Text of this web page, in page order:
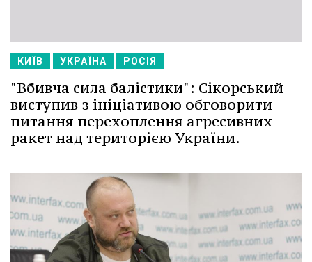
КИЇВ УКРАЇНА РОСІЯ
"Вбивча сила балістики": Сікорський
виступив з ініціативою обговорити
питання перехоплення агресивних
ракет над територією України.